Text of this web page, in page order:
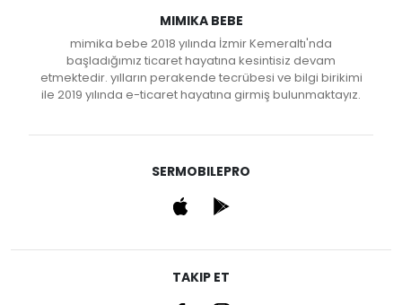
MIMIKA BEBE
mimika bebe 2018 yılında İzmir Kemeraltı'nda
başladığımız ticaret hayatına kesintisiz devam
etmektedir. yılların perakende tecrübesi ve bilgi birikimi
ile 2019 yılında e-ticaret hayatına girmiş bulunmaktayız.
SERMOBILEPRO
TAKIP ET